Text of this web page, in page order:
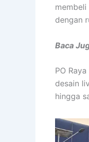
dengan
Baca
PO
desain
hingga